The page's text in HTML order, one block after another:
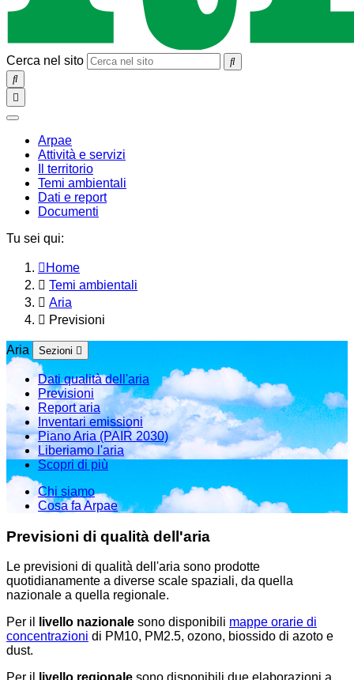
Cerca nel sito
SEARCH
Toggle
navigation
chiudi
Arpae
Attività e servizi
Il territorio
Temi ambientali
Dati e report
Documenti
Tu sei qui:
Home
Temi ambientali
Aria
Previsioni
Aria Sezioni
Dati qualità dell'aria
Previsioni
Report aria
Inventari emissioni
Piano Aria (PAIR 2030)
Liberiamo l'aria
Scopri di più
Chi siamo
Cosa fa Arpae
Previsioni di qualità dell'aria
Le previsioni di qualità dell'aria sono prodotte
quotidianamente a diverse scale spaziali, da quella
nazionale a quella regionale.
Per il
livello nazionale sono disponibili mappe orarie di
concentrazioni di PM10, PM2.5, ozono, biossido di azoto e
dust.